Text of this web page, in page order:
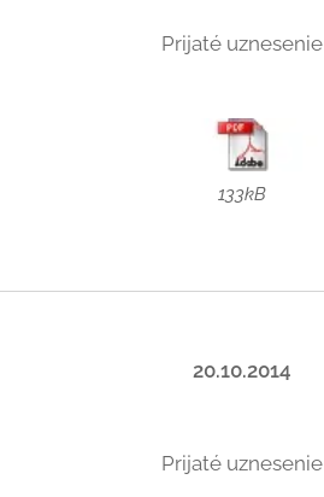
Prijaté uznesenie
133kB
20.10.2014
Prijaté uznesenie